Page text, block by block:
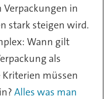
in
stark steigen wird.
Wann gilt
als
müssen
Alles was man